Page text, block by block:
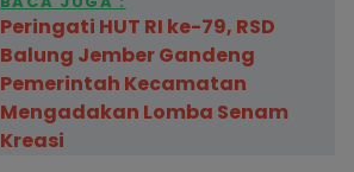
Peringati HUT RI ke-79, RSD
Balung Jember Gandeng
Pemerintah Kecamatan
Mengadakan Lomba Senam
Kreasi